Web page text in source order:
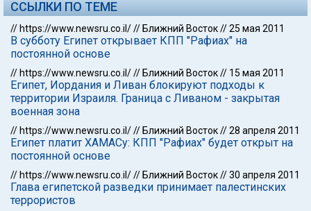
ССЫЛКИ ПО ТЕМЕ
// https://www.newsru.co.il/// Ближний Восток//25 мая 2011
В субботу Египет открывает КПП "Рафиах" на
постоянной основе
// https://www.newsru.co.il/// Ближний Восток// 15 мая 2011
Египет, Иордания и Ливан блокируют подходы к
территории Израиля. Граница с Ливаном - закрытая
военная зона
// https://www.newsru.co.il/// Ближний Восток//28 апреля 2011
Египет платит ХАМАСу: КПП "Рафиах" будет открыт на
постоянной основе
// https://www.newsru.co.il/// Ближний Восток//30 апреля 2011
Глава египетской разведки принимает палестинских
террористов